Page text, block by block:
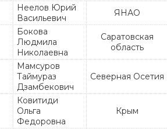
Неелов Юрий
Васильевич
ЯНАО
Бокова
Людмила
Николаевна
Саратовская
область
Мамсуров
Таймураз
Дзамбекович
Северная Осетия
Ковитиди
Ольга
Федоровна
Крым